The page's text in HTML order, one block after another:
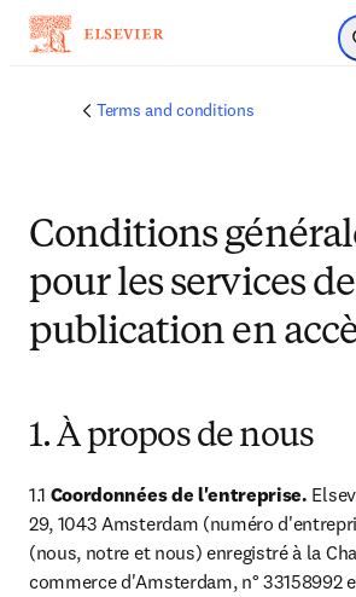
Skip to
Terms and conditions
Conditions
pour les services de
publication en
1. À propos de nous
1.1 Coordonnées de l'entreprise.
29, 1043 Amsterdam (numéro
(nous, notre et nous) enregistré à la
commerce d'Amsterdam, n° 33158992